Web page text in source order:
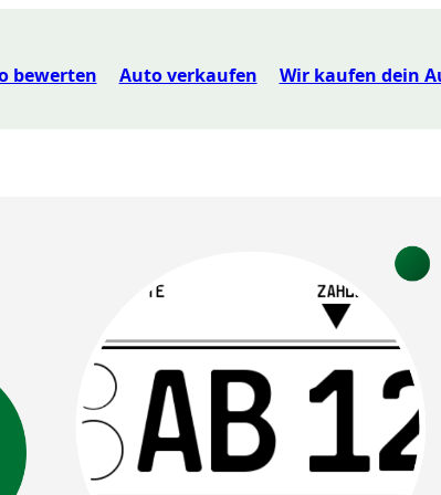
bewerten Auto verkaufen Wir kaufen dein